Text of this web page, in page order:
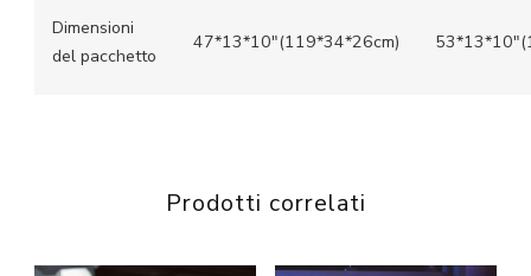
Dimensioni
del pacchetto
47*13*10″(119*34*26cm)
Prodotti correlati